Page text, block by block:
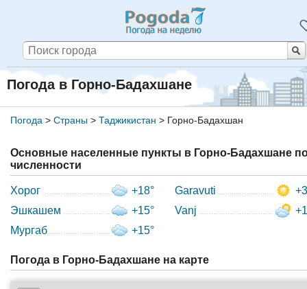
Погода в Горно-Бадахшане
Погода > Страны> Таджикистан > Горно-Бадахшан
Основные населенные пункты в Горно-Бадахшане
численности
Хорог
+18°
Эшкашем
+15°
Мургаб
+15°
Garavuti
Vanj
Погода в Горно-Бадахшане на карте